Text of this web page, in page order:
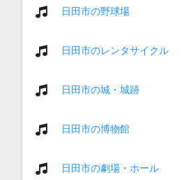
日田市の野球場
日田市のレンタサイクル
日田市の城・城跡
日田市の博物館
日田市の劇場・ホール